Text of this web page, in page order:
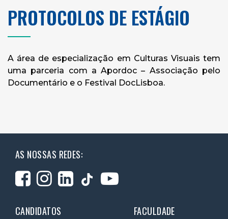
PROTOCOLOS DE ESTÁGIO
A área de especialização em Culturas Visuais tem
uma parceria com a Apordoc – Associação pelo
Documentário e o Festival DocLisboa.
AS NOSSAS REDES:
CANDIDATOS
FACULDADE